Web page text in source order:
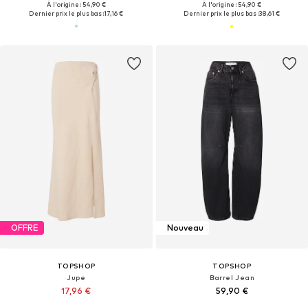
À l'origine : 54,90 €
Dernier prix le plus bas :17,16 €
À l'origine : 54,90 €
Dernier prix le plus bas :38,61 €
OFFRE
TOPSHOP
Jupe
17,96 €
Nouveau
TOPSHOP
Barrel Jean
59,90 €